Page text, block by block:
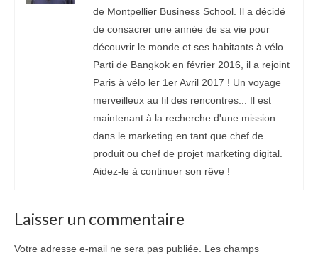
de Montpellier Business School. Il a décidé
de consacrer une année de sa vie pour
découvrir le monde et ses habitants à vélo.
Parti de Bangkok en février 2016, il a rejoint
Paris à vélo ler 1er Avril 2017 ! Un voyage
merveilleux au fil des rencontres... Il est
maintenant à la recherche d'une mission
dans le marketing en tant que chef de
produit ou chef de projet marketing digital.
Aidez-le à continuer son rêve !
Laisser un commentaire
Votre adresse e-mail ne sera pas publiée.
Les champs